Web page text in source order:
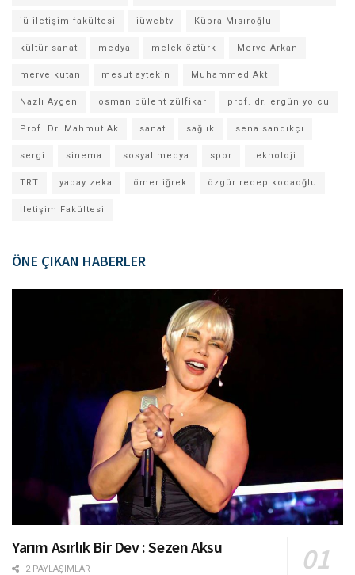
iü iletişim fakültesi iüwebtv Kübra Mısıroğlu
kültür sanat medya melek öztürk Merve Arkan
merve kutan mesut aytekin Muhammed Aktı
Nazlı Aygen osman bülent zülfikar prof. dr. ergün yolcu
Prof. Dr. Mahmut Ak sanat sağlık sena sandıkçı
sergi sinema sosyal medya spor teknoloji
TRT yapay zeka ömer iğrek özgür recep kocaoğlu
İletişim Fakültesi
ÖNE ÇIKAN HABERLER
Yarım Asırlık Bir Dev : Sezen Aksu
2 PAYLAŞIMLAR